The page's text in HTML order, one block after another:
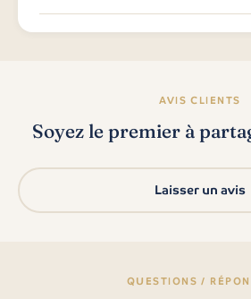
AVIS CLIENTS
Soyez le premier à
Laisser un avis
QUESTIONS /